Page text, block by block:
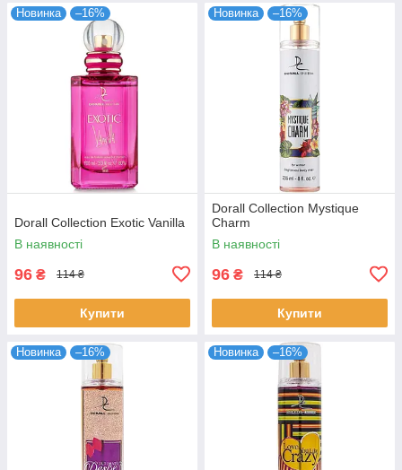
Новинка –16%
Dorall Collection Exotic Vanilla
В наявності
96 ₴ 114 ₴
Купити
Новинка –16%
Dorall Collection Mystique
Charm
В наявності
96 ₴ 114 ₴
Купити
Новинка –16% Новинка –16%